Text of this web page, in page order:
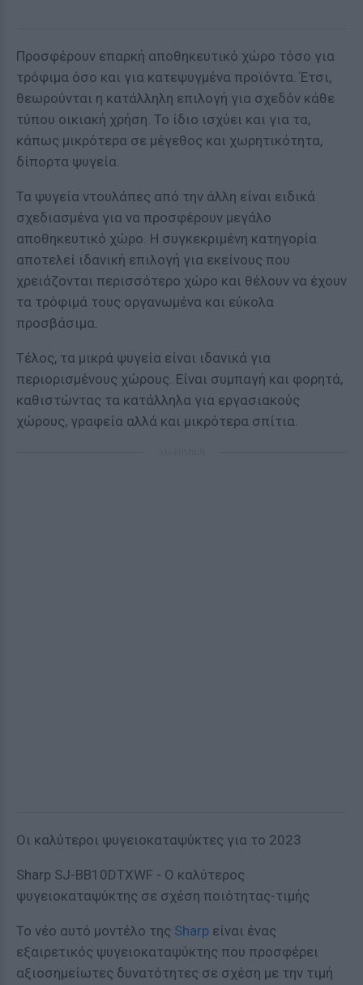
Προσφέρουν επαρκή αποθηκευτικό χώρο τόσο για
τρόφιμα όσο και για κατεψυγμένα προϊόντα. Έτσι,
θεωρούνται η κατάλληλη επιλογή για σχεδόν κάθε
τύπου οικιακή χρήση. Το ίδιο ισχύει και για τα,
κάπως μικρότερα σε μέγεθος και χωρητικότητα,
δίπορτα ψυγεία.
Τα ψυγεία ντουλάπες από την άλλη είναι ειδικά
σχεδιασμένα για να προσφέρουν μεγάλο
αποθηκευτικό χώρο. Η συγκεκριμένη κατηγορία
αποτελεί ιδανική επιλογή για εκείνους που
χρειάζονται περισσότερο χώρο και θέλουν να έχουν
τα τρόφιμά τους οργανωμένα και εύκολα
προσβάσιμα.
Τέλος, τα μικρά ψυγεία είναι ιδανικά για
περιορισμένους χώρους. Είναι συμπαγή και φορητά,
καθιστώντας τα κατάλληλα για εργασιακούς
χώρους, γραφεία αλλά και μικρότερα σπίτια.
Οι καλύτεροι ψυγειοκαταψύκτες για το 2023
Sharp SJ-BB10DTXWF - Ο καλύτερος
ψυγειοκαταψύκτης σε σχέση ποιότητας-τιμής
Το νέο αυτό μοντέλο της Sharp είναι ένας
εξαιρετικός ψυγειοκαταψύκτης που προσφέρει
αξιοσημείωτες δυνατότητες σε σχέση με την τιμή